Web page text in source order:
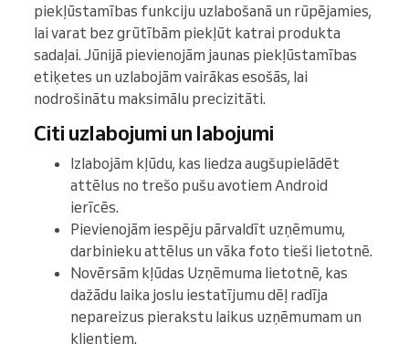
piekļūstamības funkciju uzlabošanā un rūpējamies,
lai varat bez grūtībām piekļūt katrai produkta
sadaļai. Jūnijā pievienojām jaunas piekļūstamības
etiķetes un uzlabojām vairākas esošās, lai
nodrošinātu maksimālu precizitāti.
Citi uzlabojumi un labojumi
Izlabojām kļūdu, kas liedza augšupielādēt
attēlus no trešo pušu avotiem Android
ierīcēs.
Pievienojām iespēju pārvaldīt uzņēmumu,
darbinieku attēlus un vāka foto tieši lietotnē.
Novērsām kļūdas Uzņēmuma lietotnē, kas
dažādu laika joslu iestatījumu dēļ radīja
nepareizus pierakstu laikus uzņēmumam un
klientiem.